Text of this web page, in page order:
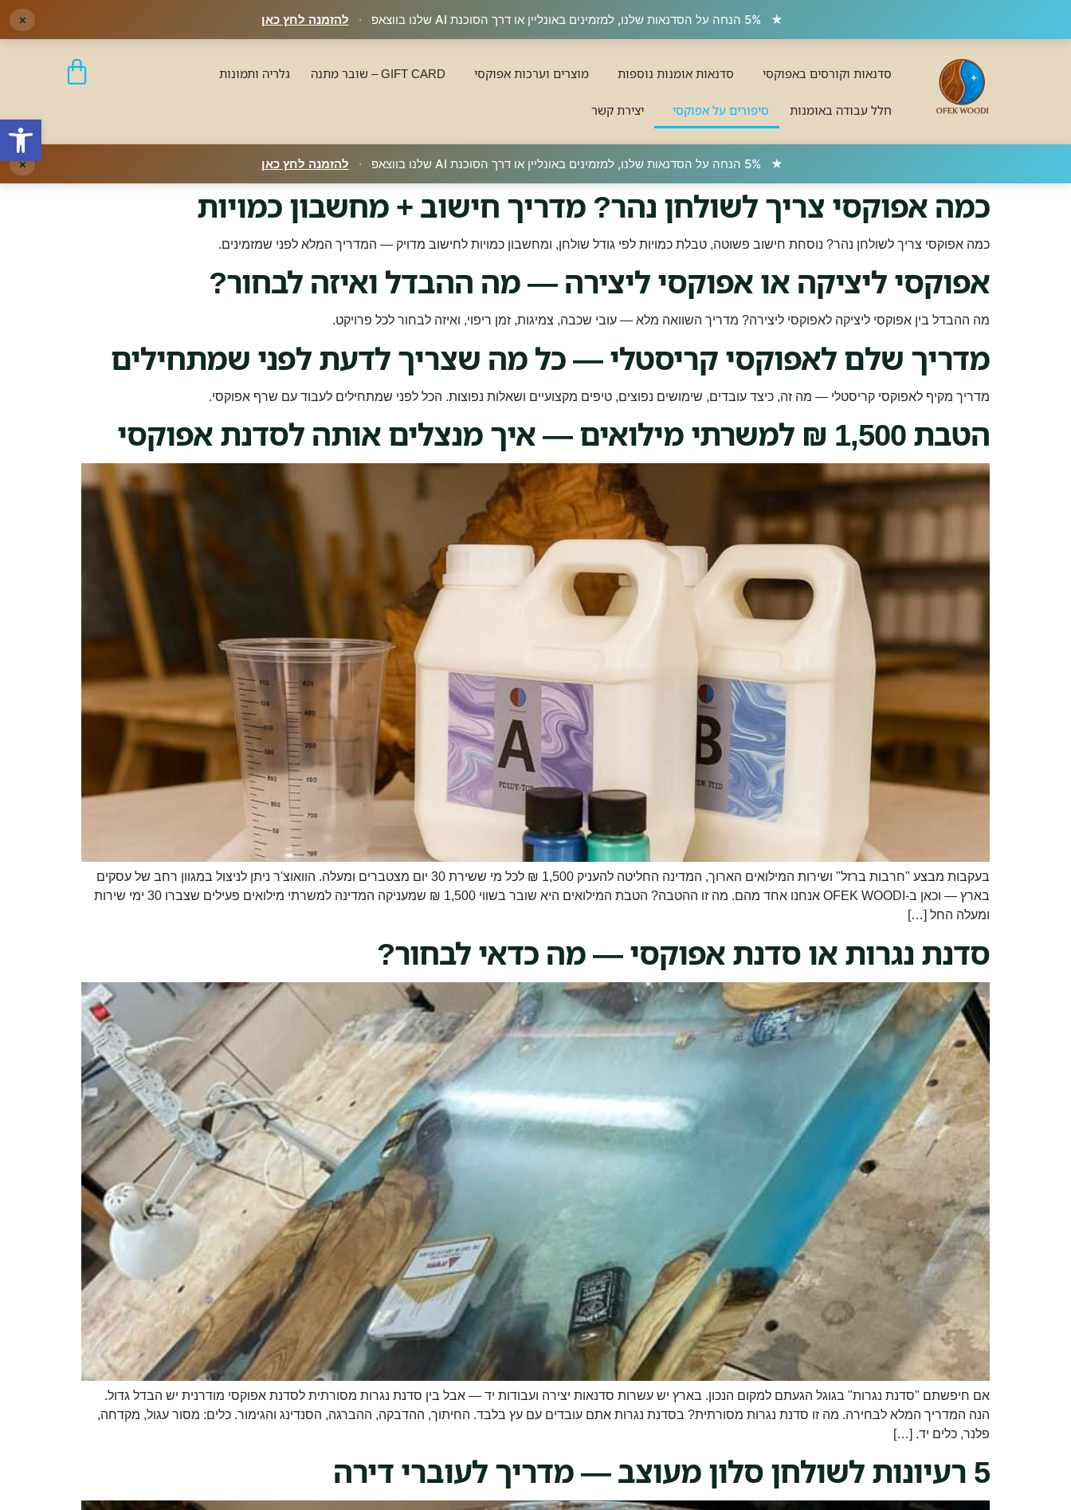
★ 5% הנחה על הסדנאות שלנו, למזמינים באונליין או דרך הסוכנת AI שלנו בווצאפ · להזמנה לחץ כאן ×
סדנאות וקורסים באפוקסי סדנאות אומנות נוספות מוצרים וערכות אפוקסי GIFT CARD – שובר מתנה גלריה ותמונות
חלל עבודה באומנות סיפורים על אפוקסי יצירת קשר
★ 5% הנחה על הסדנאות שלנו, למזמינים באונליין או דרך הסוכנת AI שלנו בווצאפ · להזמנה לחץ כאן ×
כמה אפוקסי צריך לשולחן נהר? מדריך חישוב + מחשבון כמויות
כמה אפוקסי צריך לשולחן נהר? נוסחת חישוב פשוטה, טבלת כמויות לפי גודל שולחן, ומחשבון כמויות לחישוב מדויק — המדריך המלא לפני שמזמינים.
אפוקסי ליציקה או אפוקסי ליצירה — מה ההבדל ואיזה לבחור?
מה ההבדל בין אפוקסי ליציקה לאפוקסי ליצירה? מדריך השוואה מלא — עובי שכבה, צמיגות, זמן ריפוי, ואיזה לבחור לכל פרויקט.
מדריך שלם לאפוקסי קריסטלי — כל מה שצריך לדעת לפני שמתחילים
מדריך מקיף לאפוקסי קריסטלי — מה זה, כיצד עובדים, שימושים נפוצים, טיפים מקצועיים ושאלות נפוצות. הכל לפני שמתחילים לעבוד עם שרף אפוקסי.
הטבת 1,500 ₪ למשרתי מילואים — איך מנצלים אותה לסדנת אפוקסי
בעקבות מבצע "חרבות ברזל" ושירות המילואים הארוך, המדינה החליטה להעניק 1,500 ₪ לכל מי ששירת 30 יום מצטברים ומעלה. הוואוצ'ר ניתן לניצול במגוון רחב של עסקים
בארץ — וכאן ב-OFEK WOODI אנחנו אחד מהם. מה זו ההטבה? הטבת המילואים היא שובר בשווי 1,500 ₪ שמעניקה המדינה למשרתי מילואים פעילים שצברו 30 ימי שירות
ומעלה החל […]
סדנת נגרות או סדנת אפוקסי — מה כדאי לבחור?
אם חיפשתם "סדנת נגרות" בגוגל הגעתם למקום הנכון. בארץ יש עשרות סדנאות יצירה ועבודות יד — אבל בין סדנת נגרות מסורתית לסדנת אפוקסי מודרנית יש הבדל גדול.
הנה המדריך המלא לבחירה. מה זו סדנת נגרות מסורתית? בסדנת נגרות אתם עובדים עם עץ בלבד. החיתוך, ההדבקה, ההברגה, הסנדינג והגימור. כלים: מסור עגול, מקדחה,
פלנר, כלים יד. […]
5 רעיונות לשולחן סלון מעוצב — מדריך לעוברי דירה
פתח